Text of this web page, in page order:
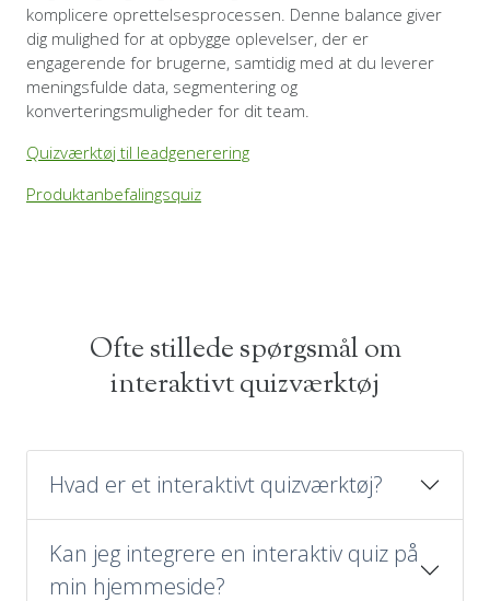
komplicere oprettelsesprocessen. Denne balance giver
dig mulighed for at opbygge oplevelser, der er
engagerende for brugerne, samtidig med at du leverer
meningsfulde data, segmentering og
konverteringsmuligheder for dit team.
Quizværktøj til leadgenerering
Produktanbefalingsquiz
Ofte stillede spørgsmål om
interaktivt quizværktøj
Hvad er et interaktivt quizværktøj?
Kan jeg integrere en interaktiv quiz på
min hjemmeside?